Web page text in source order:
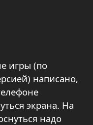
игры (по
написано,
экрана. На
надо